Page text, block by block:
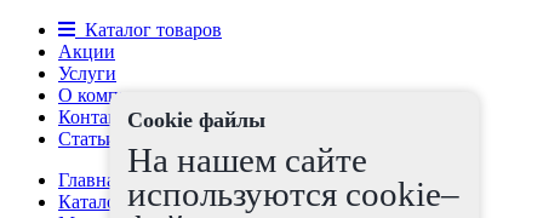
Каталог товаров
Акции
Услуги
О компании
Контакты
Статьи
Главная страница
Каталог
Cookie файлы
На нашем сайте
используются cookie–